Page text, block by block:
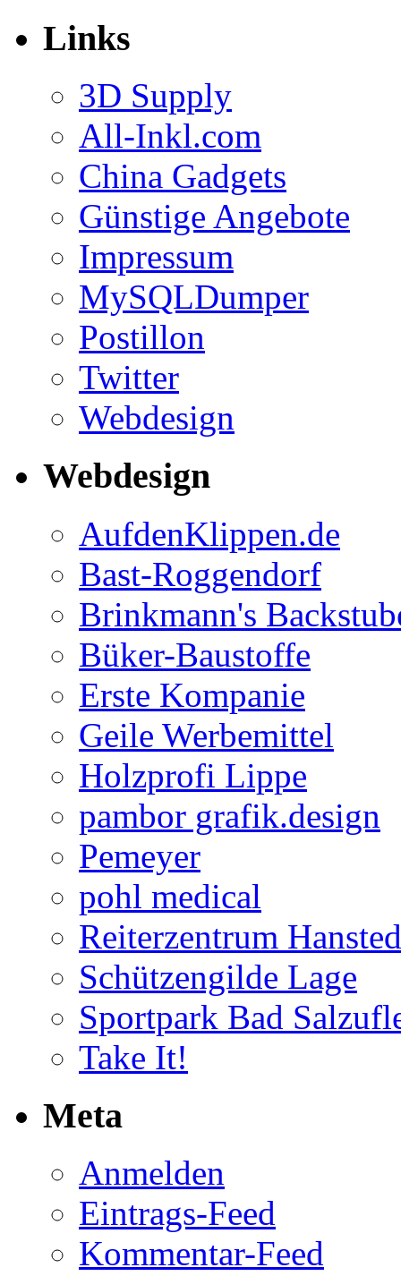
Links
3D Supply
All-Inkl.com
China Gadgets
Günstige Angebote
Impressum
MySQLDumper
Postillon
Twitter
Webdesign
Webdesign
AufdenKlippen.de
Bast-Roggendorf
Brinkmann's
Büker-Baustoffe
Erste Kompanie
Geile Werbemittel
Holzprofi Lippe
pambor grafik.design
Pemeyer
pohl medical
Reiterzentrum
Schützengilde Lage
Sportpark Bad
Take It!
Meta
Anmelden
Eintrags-Feed
Kommentar-Feed